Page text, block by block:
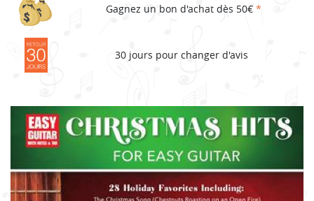
Gagnez un bon d'achat dès 50€ *
30 jours pour changer d'avis